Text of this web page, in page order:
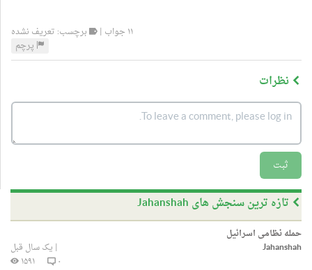
۱۱ جواب |
برچسب: تعریف نشده
پرچم
نظرات
ثبت
تازه ترین سنجش های Jahanshah
حمله نظامی اسرائیل
Jahanshah
| یک سال قبل
۰
۱۵۹۱